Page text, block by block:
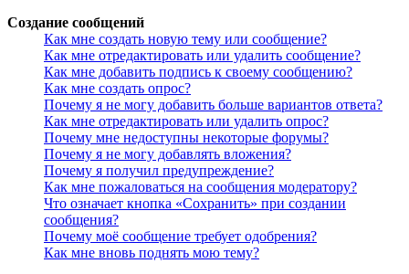
Создание сообщений
Как мне создать новую тему или сообщение?
Как мне отредактировать или удалить сообщение?
Как мне добавить подпись к своему сообщению?
Как мне создать опрос?
Почему я не могу добавить больше вариантов ответа?
Как мне отредактировать или удалить опрос?
Почему мне недоступны некоторые форумы?
Почему я не могу добавлять вложения?
Почему я получил предупреждение?
Как мне пожаловаться на сообщения модератору?
Что означает кнопка «Сохранить» при создании
сообщения?
Почему моё сообщение требует одобрения?
Как мне вновь поднять мою тему?